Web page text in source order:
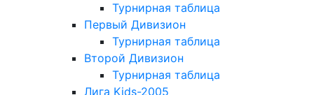
Турнирная таблица
Первый Дивизион
Турнирная таблица
Второй Дивизион
Турнирная таблица
Лига Kids-2005